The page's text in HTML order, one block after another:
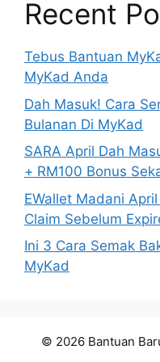
Recent
Tebus Bantuan
MyKad Anda
Dah Masuk! Cara
Bulanan Di MyKad
SARA April Dah
+ RM100 Bonus
EWallet Madani
Claim Sebelum
Ini 3 Cara Semak
MyKad
© 2026 Bantuan